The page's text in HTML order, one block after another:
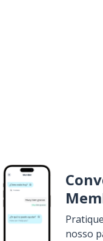
nosso